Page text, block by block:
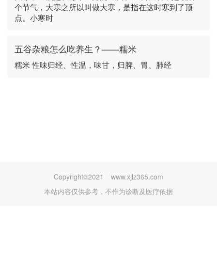
个节气，大寒之所以叫做大寒，是指在这时寒到了顶
点。小寒时
五谷杂粮怎么吃养生？——糯米
糯米 性味归经、性温，味甘，归脾、胃、肺经
Copyright©2021
www.xjlz365.com
本站内容仅供参考，不作为诊断及医疗依据